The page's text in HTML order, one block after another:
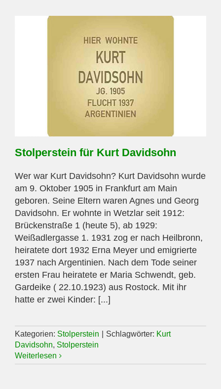
Stolperstein für Kurt Davidsohn
Wer war Kurt Davidsohn? Kurt Davidsohn wurde
am 9. Oktober 1905 in Frankfurt am Main
geboren. Seine Eltern waren Agnes und Georg
Davidsohn. Er wohnte in Wetzlar seit 1912:
Brückenstraße 1 (heute 5), ab 1929:
Weißadlergasse 1. 1931 zog er nach Heilbronn,
heiratete dort 1932 Erna Meyer und emigrierte
1937 nach Argentinien. Nach dem Tode seiner
ersten Frau heiratete er Maria Schwendt, geb.
Gardeike ( 22.10.1923) aus Rostock. Mit ihr
hatte er zwei Kinder: [...]
Kategorien: Stolperstein Schlagwörter: Kurt
Davidsohn, Stolperstein
Weiterlesen